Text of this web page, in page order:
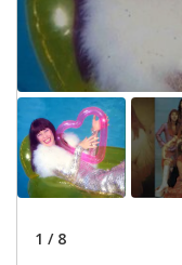
1 / 8